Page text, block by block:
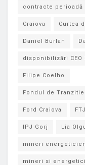
contracte perioadă
Craiova Curtea
Daniel Burlan
disponibilizări CEO
Filipe Coelho
Fondul de
Ford Craiova
IPJ Gorj Lia
mineri
mineri si